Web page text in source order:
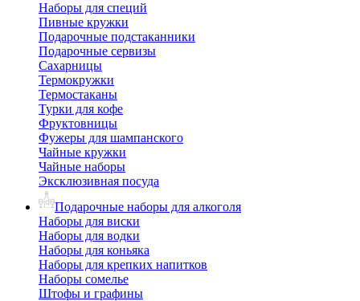
Наборы для специй
Пивные кружки
Подарочные подстаканники
Подарочные сервизы
Сахарницы
Термокружки
Термостаканы
Турки для кофе
Фруктовницы
Фужеры для шампанского
Чайные кружки
Чайные наборы
Эксклюзивная посуда
Подарочные наборы для алкоголя
Наборы для виски
Наборы для водки
Наборы для коньяка
Наборы для крепких напитков
Наборы сомелье
Штофы и графины